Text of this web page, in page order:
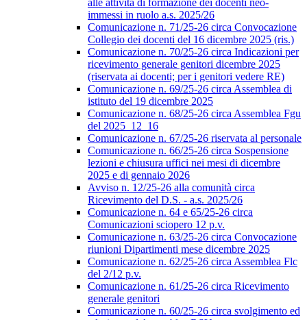
alle attività di formazione dei docenti neo-
immessi in ruolo a.s. 2025/26
Comunicazione n. 71/25-26 circa Convocazione
Collegio dei docenti del 16 dicembre 2025 (ris.)
Comunicazione n. 70/25-26 circa Indicazioni per
ricevimento generale genitori dicembre 2025
(riservata ai docenti; per i genitori vedere RE)
Comunicazione n. 69/25-26 circa Assemblea di
istituto del 19 dicembre 2025
Comunicazione n. 68/25-26 circa Assemblea Fgu
del 2025_12_16
Comunicazione n. 67/25-26 riservata al personale
Comunicazione n. 66/25-26 circa Sospensione
lezioni e chiusura uffici nei mesi di dicembre
2025 e di gennaio 2026
Avviso n. 12/25-26 alla comunità circa
Ricevimento del D.S. - a.s. 2025/26
Comunicazione n. 64 e 65/25-26 circa
Comunicazioni sciopero 12 p.v.
Comunicazione n. 63/25-26 circa Convocazione
riunioni Dipartimenti mese dicembre 2025
Comunicazione n. 62/25-26 circa Assemblea Flc
del 2/12 p.v.
Comunicazione n. 61/25-26 circa Ricevimento
generale genitori
Comunicazione n. 60/25-26 circa svolgimento ed